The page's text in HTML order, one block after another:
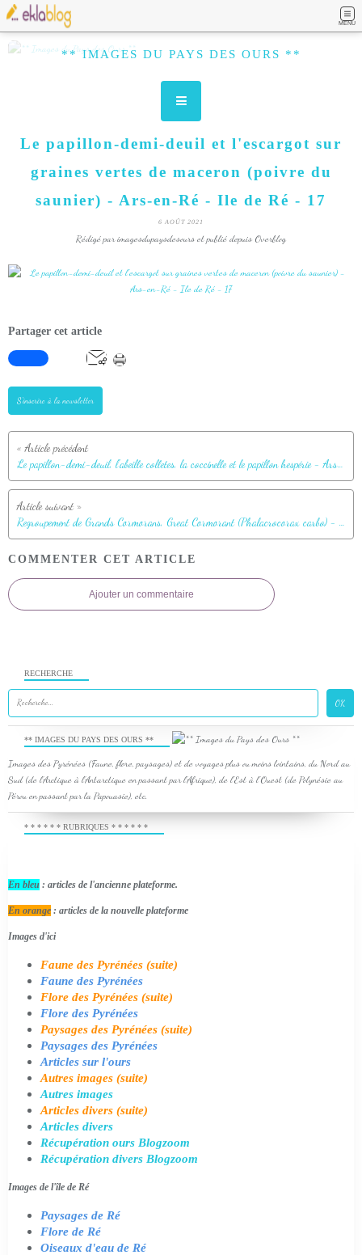
MENU
** IMAGES DU PAYS DES OURS **
Le papillon-demi-deuil et l'escargot sur
graines vertes de maceron (poivre du
saunier) - Ars-en-Ré - Ile de Ré - 17
6 AOÛT 2021
Rédigé par imagesdupaysdesours et publié depuis Overblog
Partager cet article
S'inscrire à la newsletter
Le papillon-demi-deuil, l'abeille colletes, la coccinelle et le papillon hespérie - Ars-en-Ré - Ile de Ré - 17
Regroupement de Grands Cormorans, Great Cormorant (Phalacrocorax carbo) - Ars-en-Ré - Ile de Ré - 17
COMMENTER CET ARTICLE
Ajouter un commentaire
RECHERCHE
** IMAGES DU PAYS DES OURS **
Images des Pyrénées (Faune, flore, paysages) et de voyages plus ou moins lointains, du Nord au
Sud (de l'Arctique à l'Antarctique en passant par l'Afrique), de l'Est à l'Ouest (de Polynésie au
Pérou en passant par la Papouasie), etc.
* * * * * * RUBRIQUES * * * * * *
En bleu : articles de l'ancienne plateforme.
En orange : articles de la nouvelle plateforme
Images d'ici
Faune des Pyrénées (suite)
Faune des Pyrénées
Flore des Pyrénées (suite)
Flore des Pyrénées
Paysages des Pyrénées (suite)
Paysages des Pyrénées
Articles sur l'ours
Autres images (suite)
Autres images
Articles divers (suite)
Articles divers
Récupération ours Blogzoom
Récupération divers Blogzoom
Images de l'île de Ré
Paysages de Ré
Flore de Ré
Oiseaux d'eau de Ré